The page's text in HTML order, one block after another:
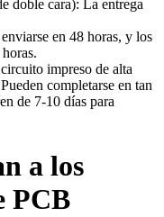
doble cara): La entrega
en 48 horas, y los
impreso de alta
completarse en tan
de 7-10 días para
a los
PCB